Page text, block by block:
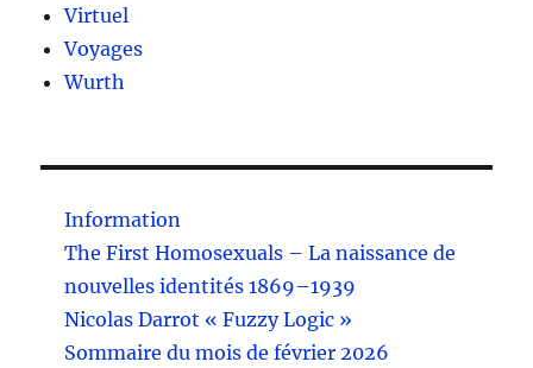
Virtuel
Voyages
Wurth
Information
The First Homosexuals – La naissance de
nouvelles identités 1869–1939
Nicolas Darrot « Fuzzy Logic »
Sommaire du mois de février 2026